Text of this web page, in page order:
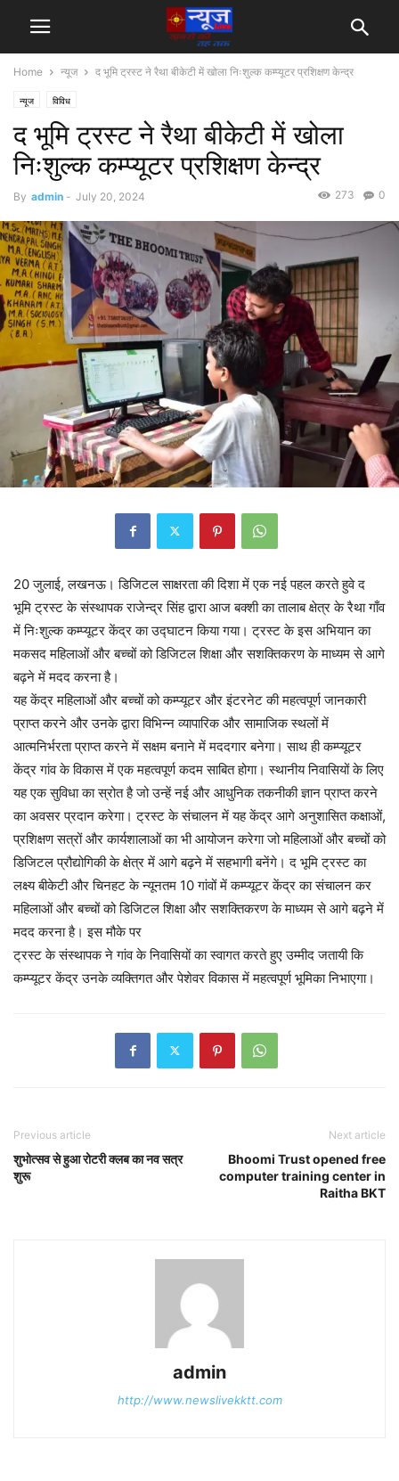
Home न्यूज द भूमि ट्रस्ट ने रैथा बीकेटी में खोला निःशुल्क कम्प्यूटर प्रशिक्षण केन्द्र
न्यूज विविध
द भूमि ट्रस्ट ने रैथा बीकेटी में खोला
निःशुल्क कम्प्यूटर प्रशिक्षण केन्द्र
By admin - July 20, 2024 0
273
20 जुलाई, लखनऊ। डिजिटल साक्षरता की दिशा में एक नई पहल करते हुवे द
भूमि ट्रस्ट के संस्थापक राजेन्द्र सिंह द्वारा आज बक्शी का तालाब क्षेत्र के रैथा गाँव
में निःशुल्क कम्प्यूटर केंद्र का उद्घाटन किया गया। ट्रस्ट के इस अभियान का
मकसद महिलाओं और बच्चों को डिजिटल शिक्षा और सशक्तिकरण के माध्यम से आगे
बढ़ने में मदद करना है।
यह केंद्र महिलाओं और बच्चों को कम्प्यूटर और इंटरनेट की महत्वपूर्ण जानकारी
प्राप्त करने और उनके द्वारा विभिन्न व्यापारिक और सामाजिक स्थलों में
आत्मनिर्भरता प्राप्त करने में सक्षम बनाने में मददगार बनेगा। साथ ही कम्प्यूटर
केंद्र गांव के विकास में एक महत्वपूर्ण कदम साबित होगा। स्थानीय निवासियों के लिए
यह एक सुविधा का स्रोत है जो उन्हें नई और आधुनिक तकनीकी ज्ञान प्राप्त करने
का अवसर प्रदान करेगा। ट्रस्ट के संचालन में यह केंद्र आगे अनुशासित कक्षाओं,
प्रशिक्षण सत्रों और कार्यशालाओं का भी आयोजन करेगा जो महिलाओं और बच्चों को
डिजिटल प्रौद्योगिकी के क्षेत्र में आगे बढ़ने में सहभागी बनेंगे। द भूमि ट्रस्ट का
लक्ष्य बीकेटी और चिनहट के न्यूनतम 10 गांवों में कम्प्यूटर केंद्र का संचालन कर
महिलाओं और बच्चों को डिजिटल शिक्षा और सशक्तिकरण के माध्यम से आगे बढ़ने में
मदद करना है। इस मौके पर
ट्रस्ट के संस्थापक ने गांव के निवासियों का स्वागत करते हुए उम्मीद जतायी कि
कम्प्यूटर केंद्र उनके व्यक्तिगत और पेशेवर विकास में महत्वपूर्ण भूमिका निभाएगा।
Previous article
शुभोत्सव से हुआ रोटरी क्लब का नव सत्र
शुरू
Next article
Bhoomi Trust opened free
computer training center in
Raitha BKT
admin
http://www.newslivekktt.com